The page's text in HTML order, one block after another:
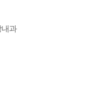
내과